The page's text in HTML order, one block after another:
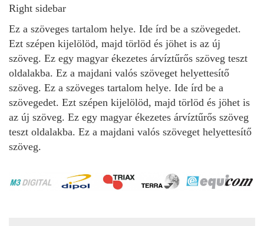
Right sidebar
Ez a szöveges tartalom helye. Ide írd be a szövegedet.
Ezt szépen kijelölöd, majd törlöd és jöhet is az új
szöveg. Ez egy magyar ékezetes árvíztűrős szöveg teszt
oldalakba. Ez a majdani valós szöveget helyettesítő
szöveg. Ez a szöveges tartalom helye. Ide írd be a
szövegedet. Ezt szépen kijelölöd, majd törlöd és jöhet is
az új szöveg. Ez egy magyar ékezetes árvíztűrős szöveg
teszt oldalakba. Ez a majdani valós szöveget helyettesítő
szöveg.